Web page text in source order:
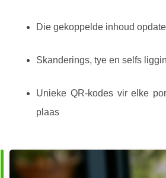
Die gekoppelde inhoud
Skanderings, tye en selfs
Unieke QR-kodes vir elke
plaas